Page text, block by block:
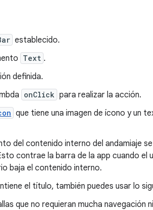
establecido.
Text .
definida.
onClick para realizar la acción.
que tiene una imagen de ícono y un
del contenido interno del andamiaje
contrae la barra de la app cuando el
baja el contenido interno.
el título, también puedes usar lo
que no requieran mucha navegación